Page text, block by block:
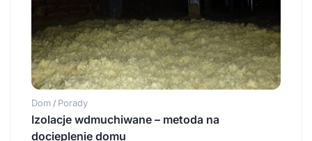
Dom / Porady
Izolacje wdmuchiwane – metoda na
docieplenie domu